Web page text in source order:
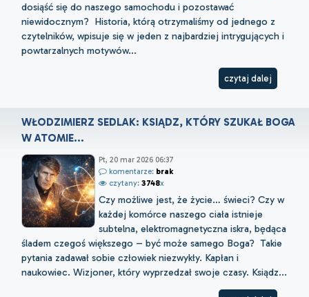
dosiąść się do naszego samochodu i pozostawać
niewidocznym? Historia, którą otrzymaliśmy od jednego z
czytelników, wpisuje się w jeden z najbardziej intrygujących i
powtarzalnych motywów...
czytaj dalej
WŁODZIMIERZ SEDLAK: KSIĄDZ, KTÓRY SZUKAŁ BOGA
W ATOMIE...
Pt, 20 mar 2026 06:37
komentarze: brak
czytany: 3748x
Czy możliwe jest, że życie… świeci? Czy w
każdej komórce naszego ciała istnieje
subtelna, elektromagnetyczna iskra, będąca
śladem czegoś większego – być może samego Boga? Takie
pytania zadawał sobie człowiek niezwykły. Kapłan i
naukowiec. Wizjoner, który wyprzedzał swoje czasy. Ksiądz...